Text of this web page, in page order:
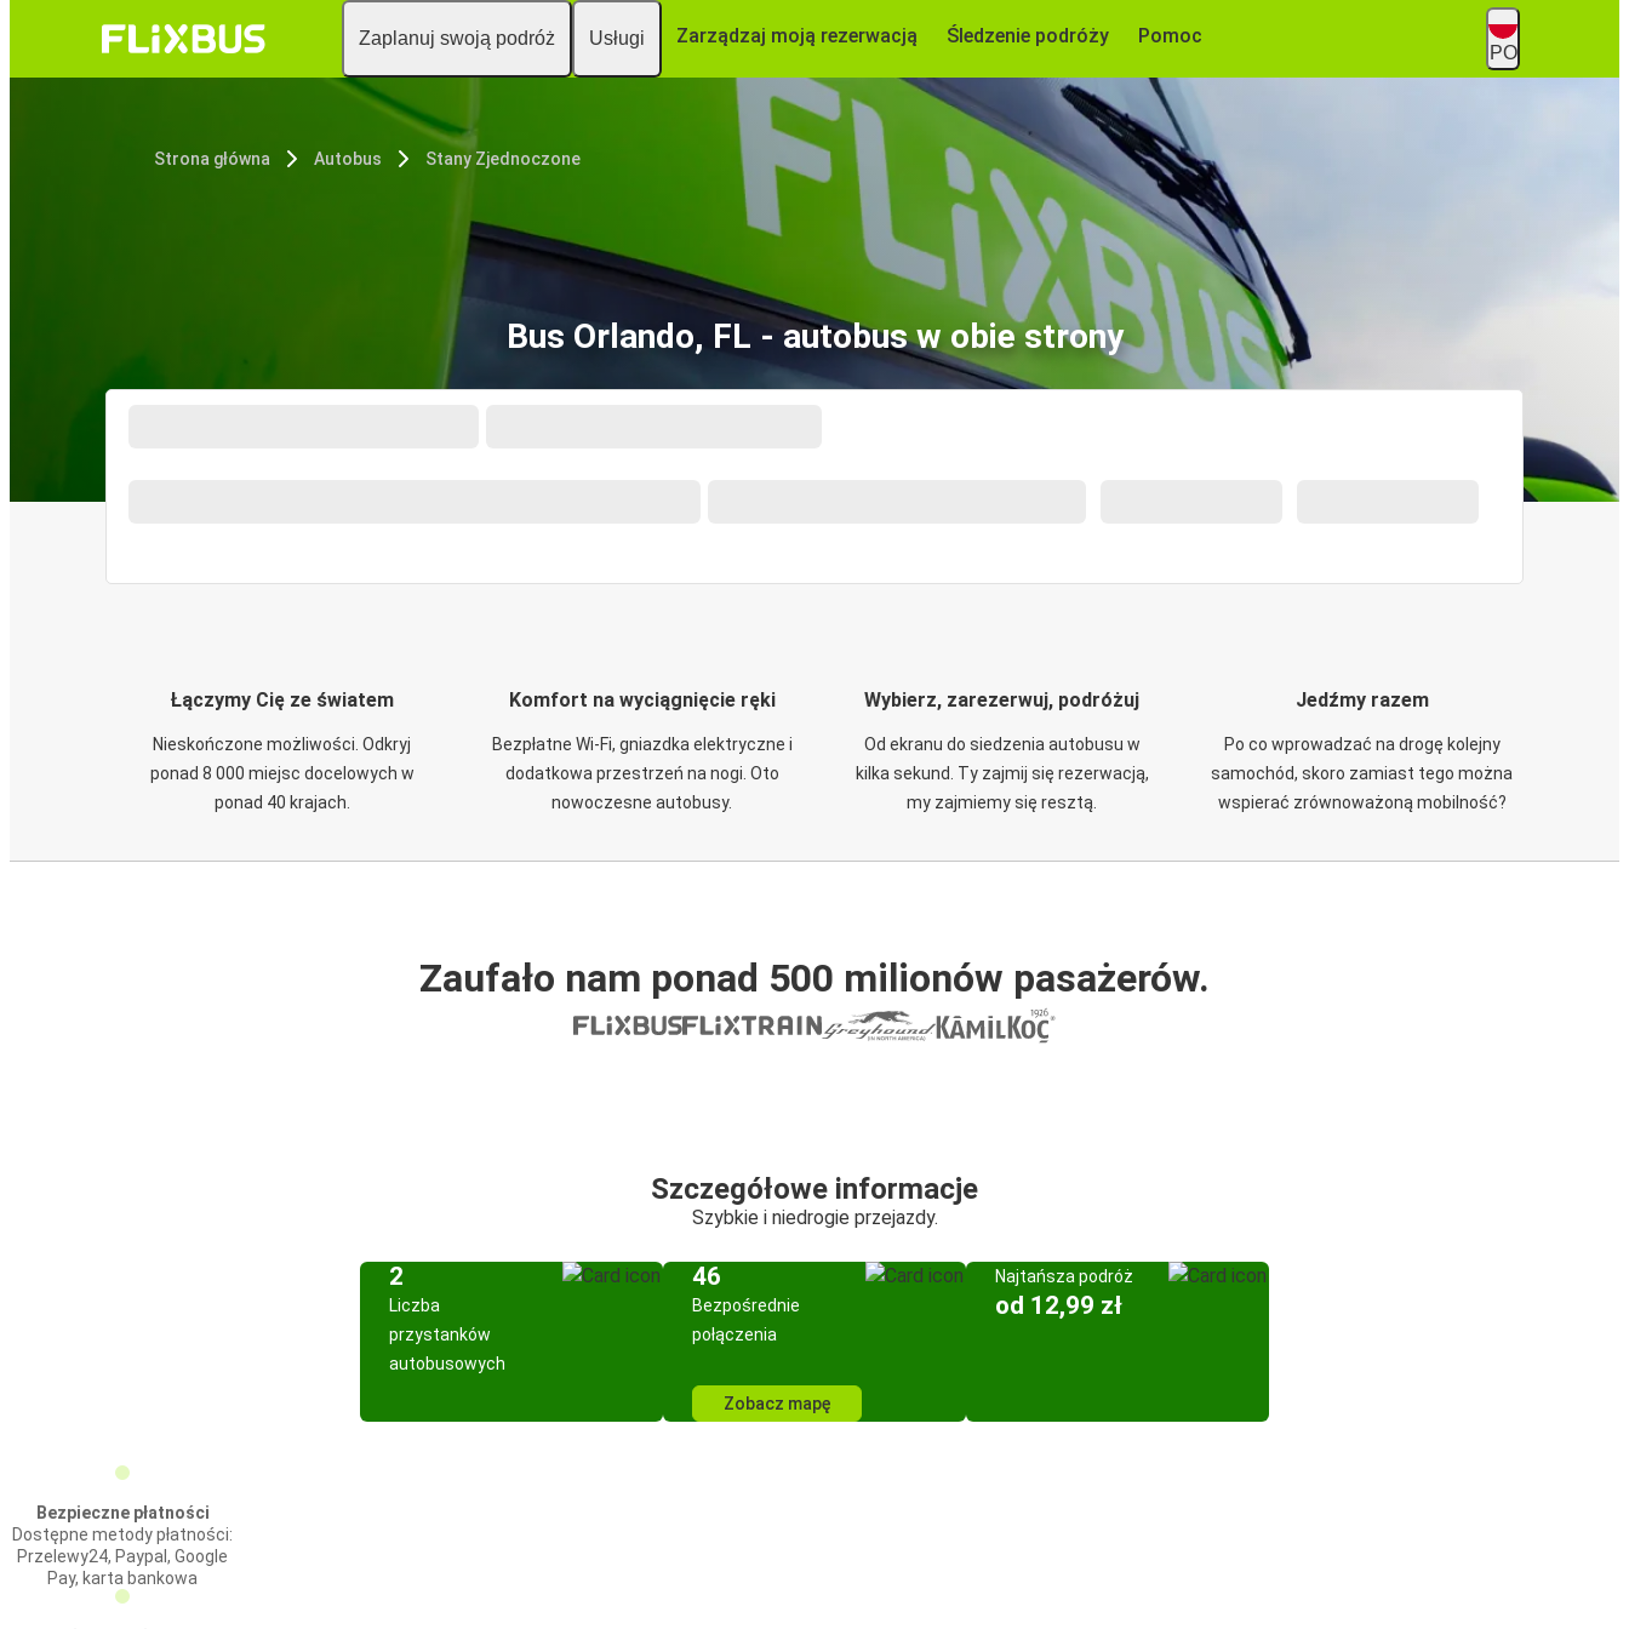
Zaplanuj swoją podróż Usługi Zarządzaj moją rezerwacją Śledzenie podróży Pomoc
PO
Strona główna Autobus Stany Zjednoczone
Bus Orlando, FL - autobus w obie strony
Łączymy Cię ze światem
Nieskończone możliwości. Odkryj
ponad 8 000 miejsc docelowych w
ponad 40 krajach.
Komfort na wyciągnięcie ręki
Bezpłatne Wi-Fi, gniazdka elektryczne i
dodatkowa przestrzeń na nogi. Oto
nowoczesne autobusy.
Wybierz, zarezerwuj, podróżuj
Od ekranu do siedzenia autobusu w
kilka sekund. Ty zajmij się rezerwacją,
my zajmiemy się resztą.
Jedźmy razem
Po co wprowadzać na drogę kolejny
samochód, skoro zamiast tego można
wspierać zrównoważoną mobilność?
Zaufało nam ponad 500 milionów pasażerów.
Szczegółowe informacje
Szybkie i niedrogie przejazdy.
2
Liczba
przystanków
autobusowych
46
Bezpośrednie
połączenia
Zobacz mapę
Najtańsza podróż
od 12,99 zł
Bezpieczne płatności
Dostępne metody płatności:
Przelewy24, Paypal, Google
Pay, karta bankowa